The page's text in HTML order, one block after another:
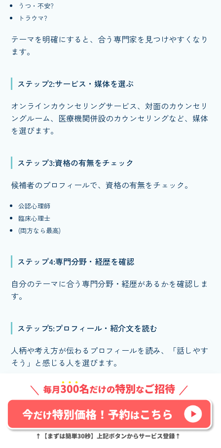
うつ・不安?
トラウマ?
テーマを明確にすると、合う専門家を見つけやすくなり
ます。
ステップ2:サービス・媒体を選ぶ
オンラインカウンセリングサービス、対面のカウンセリ
ングルーム、医療機関併設のカウンセリングなど、媒体
を選びます。
ステップ3:資格の有無をチェック
候補者のプロフィールで、資格の有無をチェック。
公認心理師
臨床心理士
(両方なら最高)
ステップ4:専門分野・経歴を確認
自分のテーマに合う専門分野・経歴があるかを確認しま
す。
ステップ5:プロフィール・紹介文を読む
人柄や考え方が伝わるプロフィールを読み、「話しやす
そう」と感じる人を選びます。
ステップ6:お試しセッションを受ける
可能であれば、お試しプランや初回割引を活用して、ま
ずは1回受けてみてください。